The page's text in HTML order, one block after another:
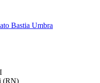
Bastia Umbra
(RN)